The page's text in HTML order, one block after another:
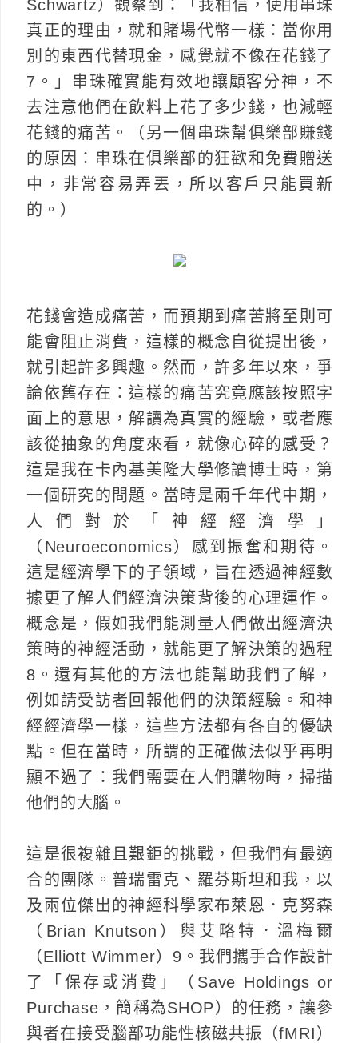
Schwartz）觀察到：「我相信，使用串珠
真正的理由，就和賭場代幣一樣：當你用
別的東西代替現金，感覺就不像在花錢了
7。」串珠確實能有效地讓顧客分神，不
去注意他們在飲料上花了多少錢，也減輕
花錢的痛苦。（另一個串珠幫俱樂部賺錢
的原因：串珠在俱樂部的狂歡和免費贈送
中，非常容易弄丟，所以客戶只能買新
的。）
花錢會造成痛苦，而預期到痛苦將至則可
能會阻止消費，這樣的概念自從提出後，
就引起許多興趣。然而，許多年以來，爭
論依舊存在：這樣的痛苦究竟應該按照字
面上的意思，解讀為真實的經驗，或者應
該從抽象的角度來看，就像心碎的感受？
這是我在卡內基美隆大學修讀博士時，第
一個研究的問題。當時是兩千年代中期，
人們對於「神經經濟學」
（Neuroeconomics）感到振奮和期待。
這是經濟學下的子領域，旨在透過神經數
據更了解人們經濟決策背後的心理運作。
概念是，假如我們能測量人們做出經濟決
策時的神經活動，就能更了解決策的過程
8。還有其他的方法也能幫助我們了解，
例如請受訪者回報他們的決策經驗。和神
經經濟學一樣，這些方法都有各自的優缺
點。但在當時，所謂的正確做法似乎再明
顯不過了：我們需要在人們購物時，掃描
他們的大腦。
這是很複雜且艱鉅的挑戰，但我們有最適
合的團隊。普瑞雷克、羅芬斯坦和我，以
及兩位傑出的神經科學家布萊恩．克努森
（Brian Knutson）與艾略特．溫梅爾
（Elliott Wimmer）9。我們攜手合作設計
了「保存或消費」（Save Holdings or
Purchase，簡稱為SHOP）的任務，讓參
與者在接受腦部功能性核磁共振（fMRI）